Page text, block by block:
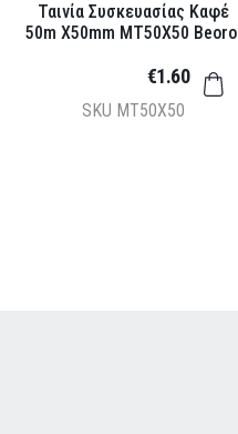
Ταινία Συσκευασίας Καφέ
50m X50mm MT50X50 Beorol
SKU MT50X50
€1.60